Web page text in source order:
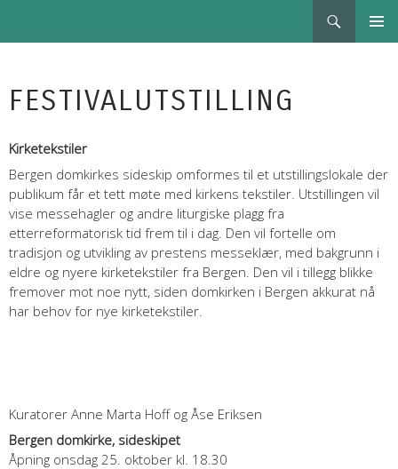
FESTIVALUTSTILLING
Kirketekstiler
Bergen domkirkes sideskip omformes til et utstillingslokale der
publikum får et tett møte med kirkens tekstiler. Utstillingen vil
vise messehagler og andre liturgiske plagg fra
etterreformatorisk tid frem til i dag. Den vil fortelle om
tradisjon og utvikling av prestens messeklær, med bakgrunn i
eldre og nyere kirketekstiler fra Bergen. Den vil i tillegg blikke
fremover mot noe nytt, siden domkirken i Bergen akkurat nå
har behov for nye kirketekstiler.
Kuratorer Anne Marta Hoff og Åse Eriksen
Bergen domkirke, sideskipet
Åpning onsdag 25. oktober kl. 18.30